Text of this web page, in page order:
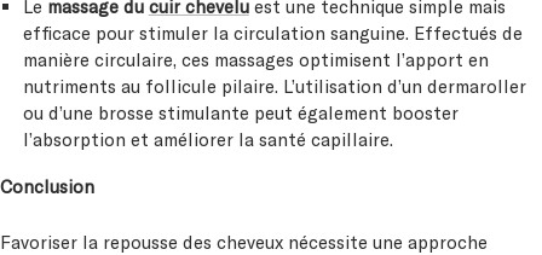
Le massage du cuir cheveluest une technique simple mais
efficace pour stimuler la circulation sanguine. Effectués de
manière circulaire, ces massages optimisent l’apport en
nutriments au follicule pilaire. L’utilisation d’un dermaroller
ou d’une brosse stimulante peut également booster
l’absorption et améliorer la santé capillaire.
Conclusion
Favoriser la repousse des cheveux nécessite une approche